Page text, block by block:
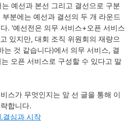
예선과 본선 그리고 결선으로 구분
분에는 예선과 결선의 두 개 라운드
. '예선전은 의무 서비스+오픈 서비스
있지만, 대회 조직 위원회의 재량으
는 것 같습니다)에서 의무 서비스, 결
오픈 서비스로 구성할 수 있다고 말
스가 무엇인지는 앞 선 글을 통해 이
합니다.
결심과 시작